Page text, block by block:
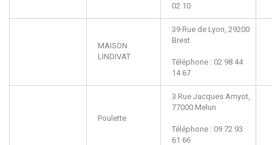
02 10
MAISON
LINDIVAT
39 Rue de Lyon, 29200
Brest
Téléphone : 02 98 44
14 67
Poulette
3 Rue Jacques Amyot,
77000 Melun
Téléphone : 09 72 93
61 66